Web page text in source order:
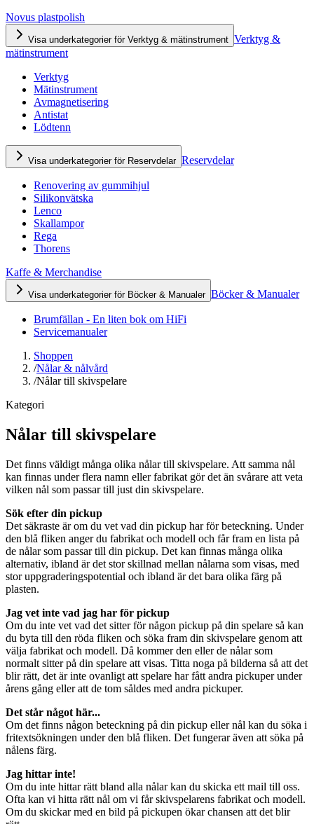
Novus plastpolish
Visa underkategorier för Verktyg & mätinstrument Verktyg &
mätinstrument
Verktyg
Mätinstrument
Avmagnetisering
Antistat
Lödtenn
Visa underkategorier för Reservdelar Reservdelar
Renovering av gummihjul
Silikonvätska
Lenco
Skallampor
Rega
Thorens
Kaffe & Merchandise
Visa underkategorier för Böcker & Manualer Böcker & Manualer
Brumfällan - En liten bok om HiFi
Servicemanualer
Shoppen
/Nålar & nålvård
/Nålar till skivspelare
Kategori
Nålar till skivspelare
Det finns väldigt många olika nålar till skivspelare. Att samma nål
kan finnas under flera namn eller fabrikat gör det än svårare att veta
vilken nål som passar till just din skivspelare.
Sök efter din pickup
Det säkraste är om du vet vad din pickup har för beteckning. Under
den blå fliken anger du fabrikat och modell och får fram en lista på
de nålar som passar till din pickup. Det kan finnas många olika
alternativ, ibland är det stor skillnad mellan nålarna som visas, med
stor uppgraderingspotential och ibland är det bara olika färg på
plasten.
Jag vet inte vad jag har för pickup
Om du inte vet vad det sitter för någon pickup på din spelare så kan
du byta till den röda fliken och söka fram din skivspelare genom att
välja fabrikat och modell. Då kommer den eller de nålar som
normalt sitter på din spelare att visas. Titta noga på bilderna så att det
blir rätt, det är inte ovanligt att spelare har fått andra pickuper under
årens gång eller att de tom såldes med andra pickuper.
Det står något här...
Om det finns någon beteckning på din pickup eller nål kan du söka i
fritextsökningen under den blå fliken. Det fungerar även att söka på
nålens färg.
Jag hittar inte!
Om du inte hittar rätt bland alla nålar kan du skicka ett mail till oss.
Ofta kan vi hitta rätt nål om vi får skivspelarens fabrikat och modell.
Om du skickar med en bild på pickupen ökar chansen att det blir